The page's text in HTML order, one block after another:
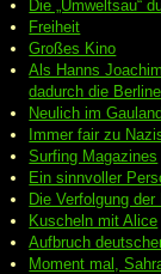
Die „Umweltsau“
Freiheit
Großes Kino
Als Hanns
dadurch die
Neulich im Gauland
Immer fair zu
Surfing Magazines
Ein sinnvoller
Die Verfolgung
Kuscheln mit Alice
Aufbruch
Moment mal,